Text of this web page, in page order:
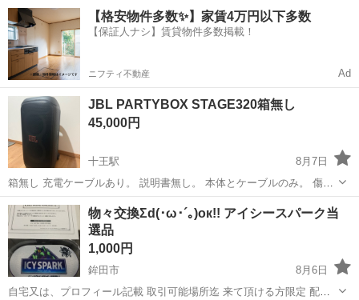
【格安物件多数✨】家賃4万円以下多数
【保証人ナシ】賃貸物件多数掲載！
ニフティ不動産 Ad
JBL PARTYBOX STAGE320箱無し
45,000円
十王駅
8月7日
箱無し 充電ケーブルあり。 説明書無し。 本体とケーブルのみ。 傷あ
り。※写真 他に多少の傷あり。 音は問題なく出ます。繋がります。
背面のUSBポート類の使用確認してません。多分と言うかほぼ確実に
使えると思います。 問...
茨城 日立市 十王駅 オーディオ
物々交換Σd(･ω･´｡)ок!! アイシースパーク当
選品
1,000円
鉾田市
8月6日
自宅又は、プロフィール記載 取引可能場所迄 来て頂ける方限定 配送